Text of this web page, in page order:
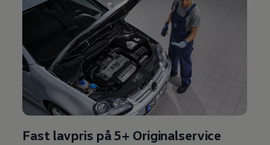
Fast lavpris på5+ Originalservice